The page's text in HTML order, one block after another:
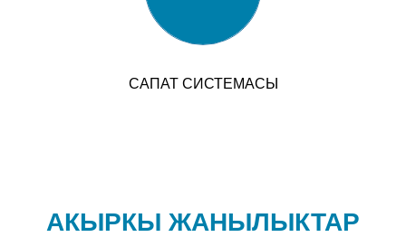
САПАТ СИСТЕМАСЫ
АКЫРКЫ ЖАНЫЛЫКТАР